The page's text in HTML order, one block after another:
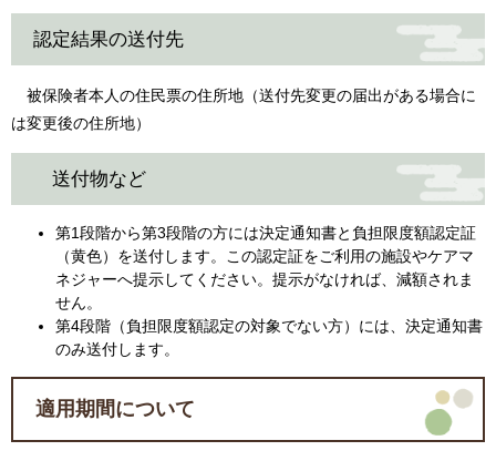
認定結果の送付先
被保険者本人の住民票の住所地（送付先変更の届出がある場合に
は変更後の住所地）
送付物など
第1段階から第3段階の方には決定通知書と負担限度額認定証
（黄色）を送付します。この認定証をご利用の施設やケアマ
ネジャーへ提示してください。提示がなければ、減額されま
せん。
第4段階（負担限度額認定の対象でない方）には、決定通知書
のみ送付します。
適用期間について